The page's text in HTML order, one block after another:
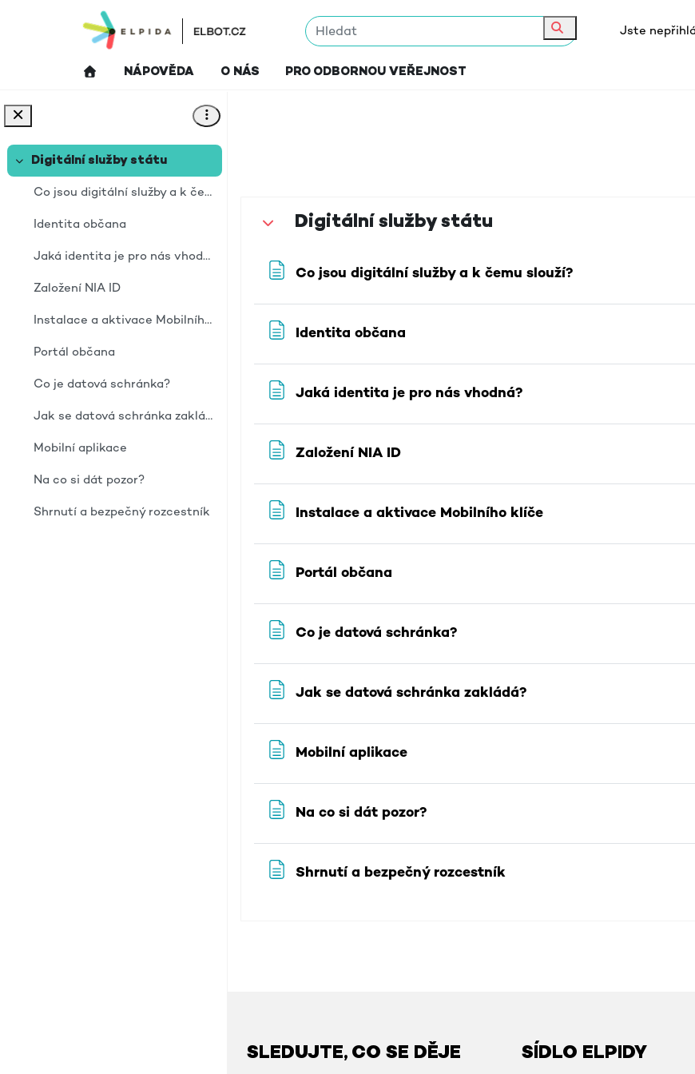
Přejít k hlavnímu obsahu
NÁPOVĚDA O NÁS PRO ODBORNOU VEŘEJNOST
Hledat
Jste
Sbalit
Digitální služby státu
Co jsou digitální služby a k čemu slouží?
Identita občana
Jaká identita je pro nás vhodná?
Založení NIA ID
Instalace a aktivace Mobilního klíče
Portál občana
Co je datová schránka?
Jak se datová schránka zakládá?
Mobilní aplikace
Na co si dát pozor?
Shrnutí a bezpečný rozcestník
Osnova sekce
Sbalit Digitální služby státu
Co jsou digitální služby a k čemu slouží?Stránka
Identita občana
Jaká identita je pro nás vhodná?Stránka
Založení NIA IDStránka
Instalace a aktivace Mobilního klíčeStránka
Portál občana
Co je datová schránka?Stránka
Jak se datová schránka zakládá?Stránka
Mobilní aplikaceStránka
Na co si dát pozor?Stránka
Shrnutí a bezpečný rozcestníkStránka
SLEDUJTE, CO SE DĚJE SÍDLO ELPIDY